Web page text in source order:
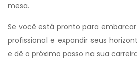
mesa.
Se você está pronto para
profissional e expandir seus
e dê o próximo passo na sua